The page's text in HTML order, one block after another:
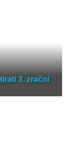
3. zračni